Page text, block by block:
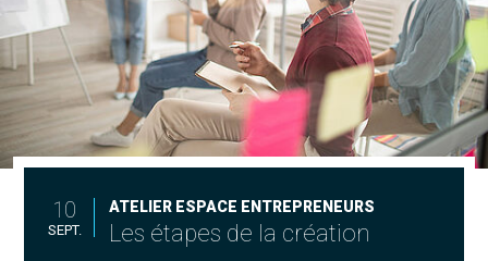
10
SEPT.
ATELIER ESPACE ENTREPRENEURS
Les étapes de la création